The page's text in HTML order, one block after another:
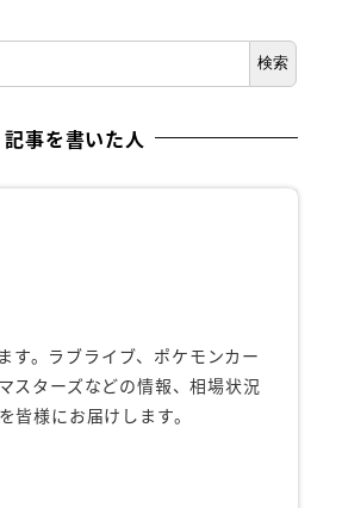
検索
記事を書いた人
す。ラブライブ、ポケモンカー
スターズなどの情報、相場状況
皆様にお届けします。